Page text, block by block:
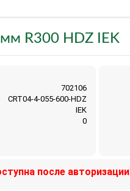
R300 HDZ IEK
702106
CRT04-4-055-600-HDZ
IEK
0
после авторизации